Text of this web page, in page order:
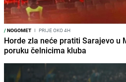
/NOGOMET I PRIJE OKO 4H
Horde zla neće pratiti Sarajevo u
poruku čelnicima kluba